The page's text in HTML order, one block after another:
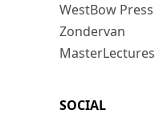
WestBow Press
Zondervan
MasterLectures
SOCIAL